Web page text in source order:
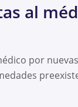
al
por